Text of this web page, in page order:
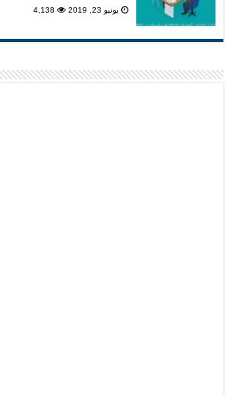
يونيو 23, 2019 4,138